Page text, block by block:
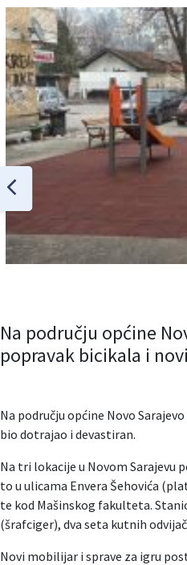
Na području općine
popravak bicikala i
Na području općine Novo
bio dotrajao i devastiran.
Na tri lokacije u Novom Sarajevu
to u ulicama Envera Šehovića
te kod Mašinskog fakulteta.
(šrafciger), dva seta kutnih
Novi mobilijar i sprave za igru